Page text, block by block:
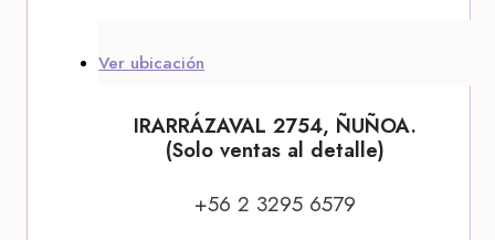
Ver ubicación
IRARRÁZAVAL 2754, ÑUÑOA.
(Solo ventas al detalle)
+56 2 3295 6579